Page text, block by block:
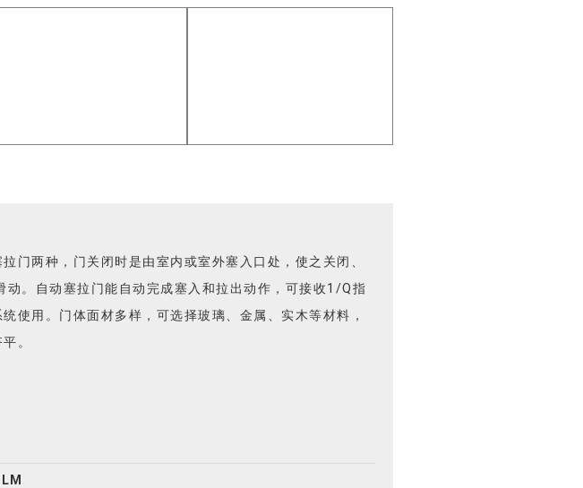
门两种，门关闭时是由室内或室外塞入口处，使之关闭、
。自动塞拉门能自动完成塞入和拉出动作，可接收1/Q指
使用。门体面材多样，可选择玻璃、金属、实木等材料，
。